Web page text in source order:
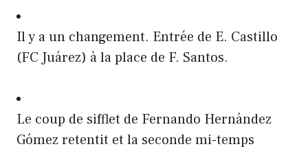
Il y a un changement. Entrée de E. Castillo
(FC Juárez) à la place de F. Santos.
Le coup de sifflet de Fernando Hernández
Gómez retentit et la seconde mi-temps